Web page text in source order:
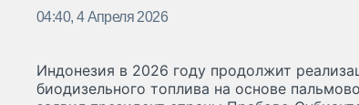
04:40, 4 Апреля 2026
Индонезия в 2026 году продолжит
биодизельного топлива на основе